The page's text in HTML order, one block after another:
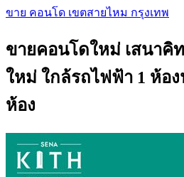
ขาย คอนโด เขตสายไหม กรุงเทพ
ขายคอนโดใหม่ เสนาคิ
ใหม่ ใกล้รถไฟฟ้า 1 ห้อ
ห้อง